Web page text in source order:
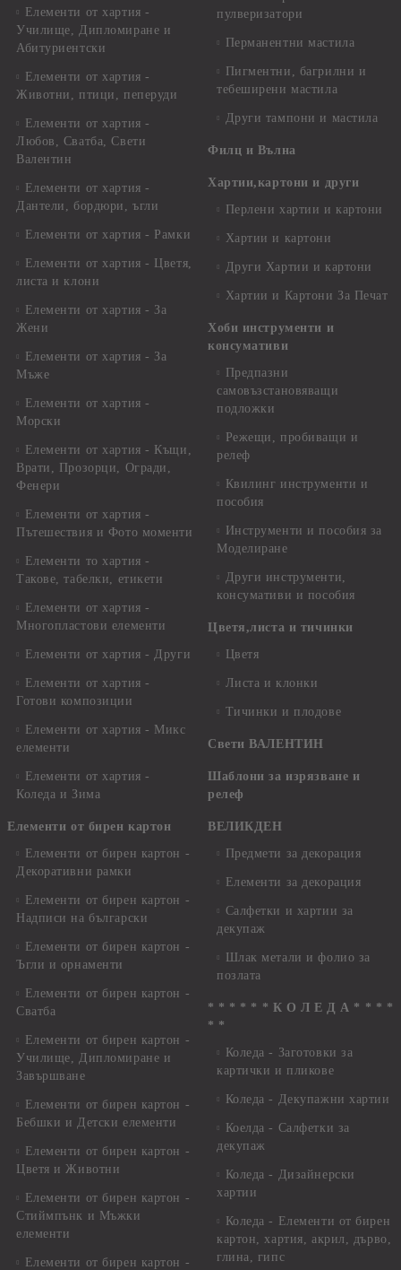
Елементи от хартия -
Училище, Дипломиране и
Абитуриентски
Елементи от хартия -
Животни, птици, пеперуди
Елементи от хартия -
Любов, Сватба, Свети
Валентин
Елементи от хартия -
Дантели, бордюри, ъгли
Елементи от хартия - Рамки
Елементи от хартия - Цветя,
листа и клони
Елементи от хартия - За
Жени
Елементи от хартия - За
Мъже
Елементи от хартия -
Морски
Елементи от хартия - Къщи,
Врати, Прозорци, Огради,
Фенери
Елементи от хартия -
Пътешествия и Фото моменти
Елементи то хартия -
Такове, табелки, етикети
Елементи от хартия -
Многопластови елементи
Елементи от хартия - Други
Елементи от хартия -
Готови композиции
Елементи от хартия - Микс
елементи
Елементи от хартия -
Коледа и Зима
Елементи от бирен картон
Елементи от бирен картон -
Декоративни рамки
Елементи от бирен картон -
Надписи на български
Елементи от бирен картон -
Ъгли и орнаменти
Елементи от бирен картон -
Сватба
Елементи от бирен картон -
Училище, Дипломиране и
Завършване
Елементи от бирен картон -
Бебшки и Детски елементи
Елементи от бирен картон -
Цветя и Животни
Елементи от бирен картон -
Стиймпънк и Мъжки
елементи
Елементи от бирен картон -
пулверизатори
Перманентни мастила
Пигментни, багрилни и
тебеширени мастила
Други тампони и мастила
Филц и Вълна
Хартии,картони и други
Перлени хартии и картони
Хартии и картони
Други Хартии и картони
Хартии и Картони За Печат
Хоби инструменти и
консумативи
Предпазни
самовъзстановяващи
подложки
Режещи, пробиващи и
релеф
Квилинг инструменти и
пособия
Инструменти и пособия за
Моделиране
Други инструменти,
консумативи и пособия
Цветя,листа и тичинки
Цветя
Листа и клонки
Тичинки и плодове
Свети ВАЛЕНТИН
Шаблони за изрязване и
релеф
ВЕЛИКДЕН
Предмети за декорация
Елементи за декорация
Салфетки и хартии за
декупаж
Шлак метали и фолио за
позлата
* * * * * * К О Л Е Д А * * * *
* *
Коледа - Заготовки за
картички и пликове
Коледа - Декупажни хартии
Коелда - Салфетки за
декупаж
Коледа - Дизайнерски
хартии
Коледа - Eлементи от бирен
картон, хартия, акрил, дърво,
глина, гипс